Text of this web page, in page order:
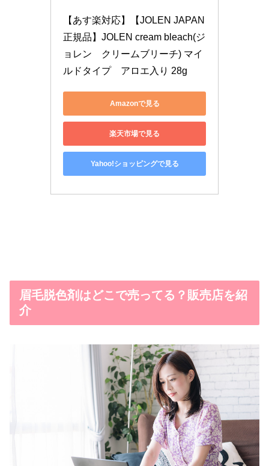
【あす楽対応】【JOLEN JAPAN
正規品】JOLEN cream bleach(ジ
ョレン　クリームブリーチ) マイ
ルドタイプ　アロエ入り 28g
Amazonで見る
楽天市場で見る
Yahoo!ショッピングで見る
眉毛脱色剤はどこで売ってる？販売店を紹
介